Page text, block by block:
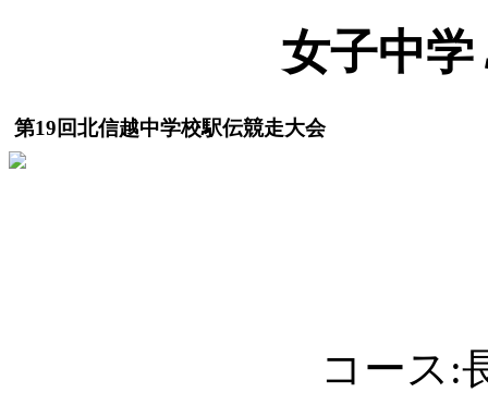
女子中学
第19回北信越中学校駅伝競走大会
コース: